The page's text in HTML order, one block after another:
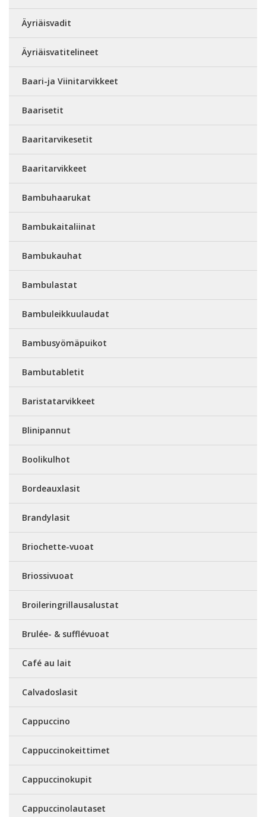
Äyriäisvadit
Äyriäisvatitelineet
Baari-ja Viinitarvikkeet
Baarisetit
Baaritarvikesetit
Baaritarvikkeet
Bambuhaarukat
Bambukaitaliinat
Bambukauhat
Bambulastat
Bambuleikkuulaudat
Bambusyömäpuikot
Bambutabletit
Baristatarvikkeet
Blinipannut
Boolikulhot
Bordeauxlasit
Brandylasit
Briochette-vuoat
Briossivuoat
Broileringrillausalustat
Brulée- & sufflévuoat
Café au lait
Calvadoslasit
Cappuccino
Cappuccinokeittimet
Cappuccinokupit
Cappuccinolautaset